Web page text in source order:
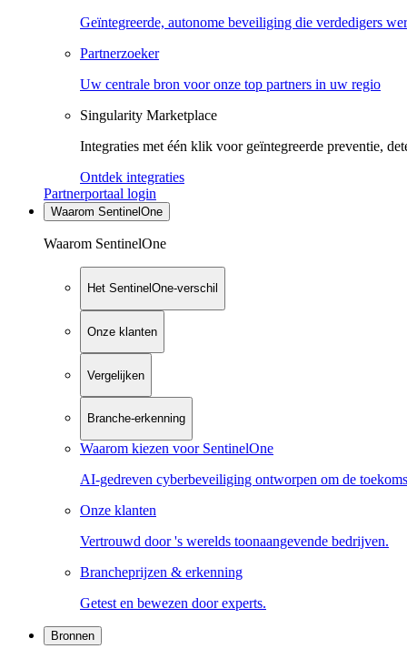
Geïntegreerde, autonome beveiliging die verdedigers
Partnerzoeker
Uw centrale bron voor onze top partners in uw regio
Singularity Marketplace
Integraties met één klik voor geïntegreerde preventie,
Ontdek integraties
Partnerportaal login
Waarom SentinelOne
Waarom SentinelOne
Het SentinelOne-verschil
Onze klanten
Vergelijken
Branche-erkenning
Waarom kiezen voor SentinelOne
AI-gedreven cyberbeveiliging ontworpen om de
Onze klanten
Vertrouwd door 's werelds toonaangevende bedrijven.
Brancheprijzen & erkenning
Getest en bewezen door experts.
Bronnen